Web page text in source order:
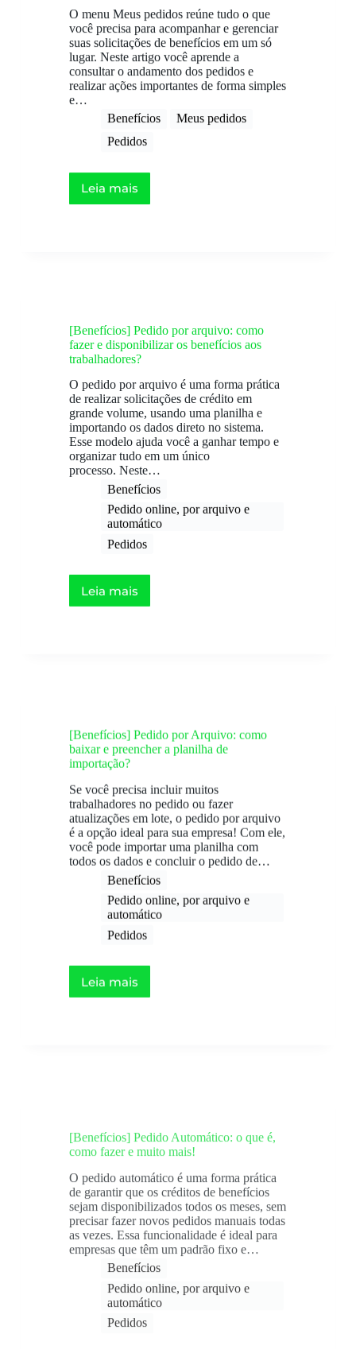
O menu Meus pedidos reúne tudo o que
você precisa para acompanhar e gerenciar
suas solicitações de benefícios em um só
lugar. Neste artigo você aprende a
consultar o andamento dos pedidos e
realizar ações importantes de forma simples
e…
Benefícios
Meus pedidos
Pedidos
Leia mais
[Benefícios] Pedido por arquivo: como
fazer e disponibilizar os benefícios aos
trabalhadores?
O pedido por arquivo é uma forma prática
de realizar solicitações de crédito em
grande volume, usando uma planilha e
importando os dados direto no sistema.
Esse modelo ajuda você a ganhar tempo e
organizar tudo em um único
processo. Neste…
Benefícios
Pedido online, por arquivo e
automático​
Pedidos
Leia mais
[Benefícios] Pedido por Arquivo: como
baixar e preencher a planilha de
importação?
Se você precisa incluir muitos
trabalhadores no pedido ou fazer
atualizações em lote, o pedido por arquivo
é a opção ideal para sua empresa! Com ele,
você pode importar uma planilha com
todos os dados e concluir o pedido de…
Benefícios
Pedido online, por arquivo e
automático​
Pedidos
Leia mais
como fazer e muito mais!
O pedido automático é uma forma prática
de garantir que os créditos de benefícios
sejam disponibilizados todos os meses, sem
precisar fazer novos pedidos manuais todas
as vezes. Essa funcionalidade é ideal para
empresas que têm um padrão fixo e…
Benefícios
Pedido online, por arquivo e
automático​
Pedidos